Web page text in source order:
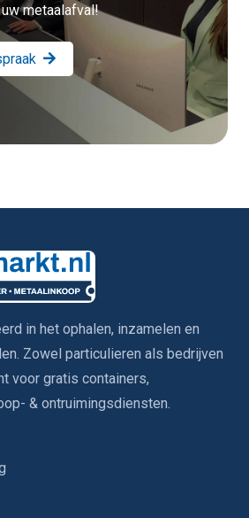
metaalafval!
in het ophalen, inzamelen en
Zowel particulieren als bedrijven
voor gratis containers,
& ontruimingsdiensten.